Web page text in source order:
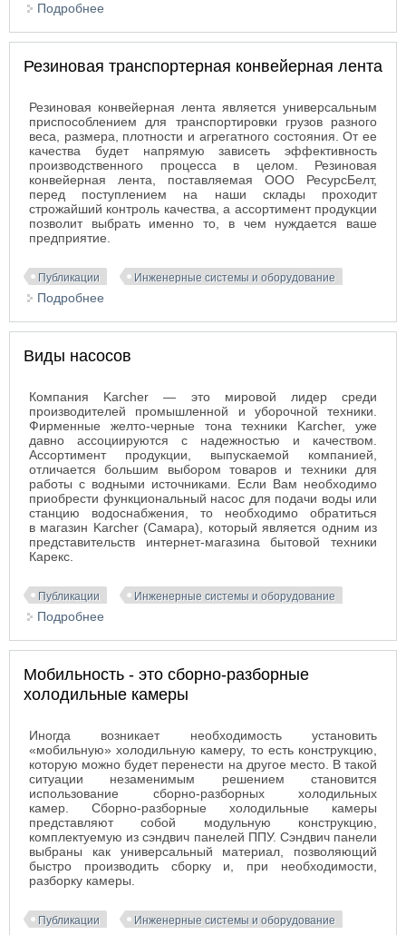
Подробнее
Резиновая транспортерная конвейерная лента
Резиновая конвейерная лента является универсальным
приспособлением для транспортировки грузов разного
веса, размера, плотности и агрегатного состояния. От ее
качества будет напрямую зависеть эффективность
производственного процесса в целом. Резиновая
конвейерная лента, поставляемая ООО РесурсБелт,
перед поступлением на наши склады проходит
строжайший контроль качества, а ассортимент продукции
позволит выбрать именно то, в чем нуждается ваше
предприятие.
Публикации Инженерные системы и оборудование
Подробнее
Виды насосов
Компания Karcher — это мировой лидер среди
производителей промышленной и уборочной техники.
Фирменные желто-черные тона техники Karcher, уже
давно ассоциируются с надежностью и качеством.
Ассортимент продукции, выпускаемой компанией,
отличается большим выбором товаров и техники для
работы с водными источниками. Если Вам необходимо
приобрести функциональный насос для подачи воды или
станцию водоснабжения, то необходимо обратиться
в магазин Karcher (Самара), который является одним из
представительств интернет-магазина бытовой техники
Карекс.
Публикации Инженерные системы и оборудование
Подробнее
Мобильность - это сборно-разборные
холодильные камеры
Иногда возникает необходимость установить
«мобильную» холодильную камеру, то есть конструкцию,
которую можно будет перенести на другое место. В такой
ситуации незаменимым решением становится
использование сборно-разборных холодильных
камер. Сборно-разборные холодильные камеры
представляют собой модульную конструкцию,
комплектуемую из сэндвич панелей ППУ. Сэндвич панели
выбраны как универсальный материал, позволяющий
быстро производить сборку и, при необходимости,
разборку камеры.
Публикации Инженерные системы и оборудование